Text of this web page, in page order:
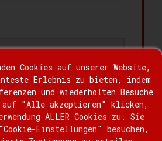
Cookies auf unserer Website,
Erlebnis zu bieten, indem
und wiederholten Besuche
auf "Alle akzeptieren" klicken,
ALLER Cookies zu. Sie
Einstellungen" besuchen,